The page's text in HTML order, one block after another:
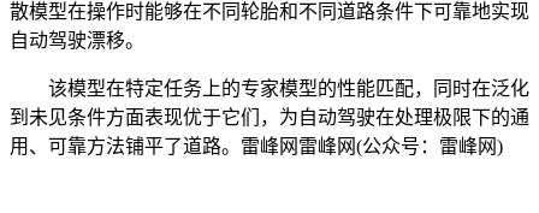
散模型在操作时能够在不同轮胎和不同道路条件下可靠地实现
自动驾驶漂移。
该模型在特定任务上的专家模型的性能匹配，同时在泛化
到未见条件方面表现优于它们，为自动驾驶在处理极限下的通
用、可靠方法铺平了道路。雷峰网雷峰网(公众号：雷峰网)